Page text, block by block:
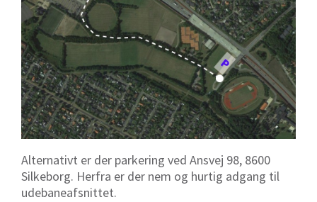
Alternativt er der parkering ved Ansvej 98, 8600
Silkeborg. Herfra er der nem og hurtig adgang til
udebaneafsnittet.